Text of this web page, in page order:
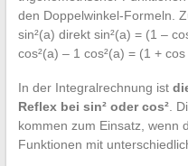
den Doppelwinkel-Formeln.
sin²(a) direkt sin²(a) = (1 –
cos²(a) – 1 cos²(a) = (1 + cos
In der Integralrechnung ist
Reflex bei sin² oder cos².
kommen zum Einsatz, wenn
Funktionen mit